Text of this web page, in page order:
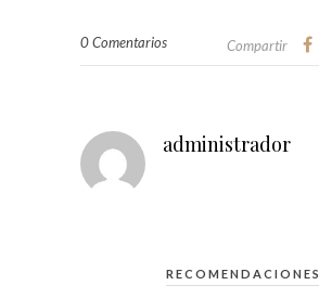
0 Comentarios Compartir
administrador
RECOMENDACIONES